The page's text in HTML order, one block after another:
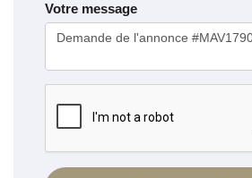
Votre message